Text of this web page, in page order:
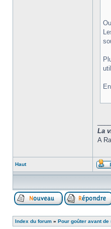
La
A
Haut
Index du forum » Pour goûter avant